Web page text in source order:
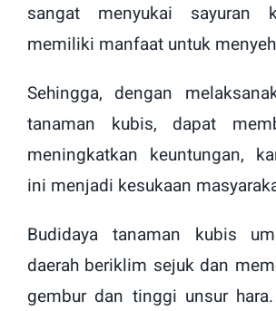
sangat menyukai sayuran
memiliki manfaat untuk
Sehingga, dengan
tanaman kubis, dapat
meningkatkan keuntungan,
ini menjadi kesukaan
Budidaya tanaman kubis
daerah beriklim sejuk dan
gembur dan tinggi unsur